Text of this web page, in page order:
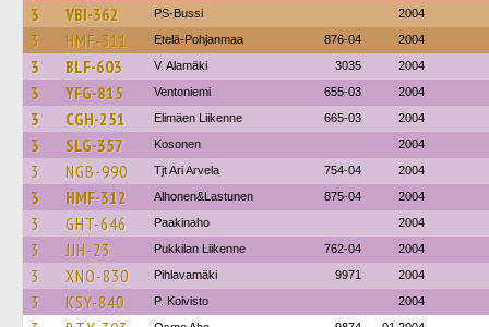
3 VBI-362 PS-Bussi 2004
3 HMF-311 Etelä-Pohjanmaa 876-04 2004
3 BLF-603 V. Alamäki 3035 2004
3 YFG-815 Ventoniemi 655-03 2004
3 CGH-251 Elimäen Liikenne 665-03 2004
3 SLG-357 Kosonen 2004
3 NGB-990 Tjt Ari Arvela 754-04 2004
3 HMF-312 Alhonen&Lastunen 875-04 2004
3 GHT-646 Paakinaho 2004
3 JJH-23 Pukkilan Liikenne 762-04 2004
3 XNO-830 Pihlavamäki 9971 2004
3 KSY-840 P. Koivisto 2004